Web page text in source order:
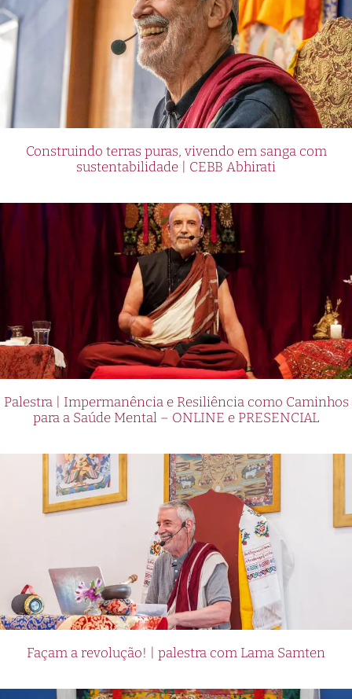
Construindo terras puras, vivendo em sanga com
sustentabilidade | CEBB Abhirati
Palestra | Impermanência e Resiliência como Caminhos
para a Saúde Mental – ONLINE e PRESENCIAL
Façam a revolução! | palestra com Lama Samten